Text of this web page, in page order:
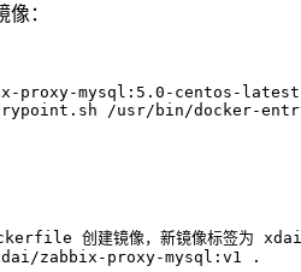
：
proxy-mysql: 5.0 -centos-latest
/usr/bin/docker-
创建镜像，新镜像标签为
zabbix-proxy-mysql:v1 .